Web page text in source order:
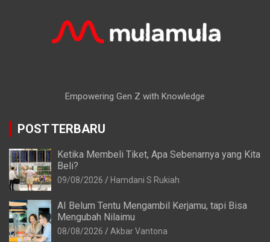
Empowering Gen Z with Knowledge
POST TERBARU
Ketika Membeli Tiket, Apa Sebenarnya yang Kita
Beli?
09/08/2026 Hamdani S Rukiah
AI Belum Tentu Mengambil Kerjamu, tapi Bisa
Mengubah Nilaimu
08/08/2026 Akbar Vantona